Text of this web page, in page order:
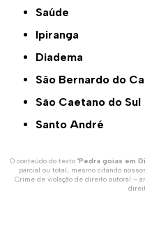
Saúde
Ipiranga
Diadema
São Bernardo do
São Caetano do Sul
Santo André
O conteúdo do texto "Pedra goias em
parcial ou total, mesmo citando
Crime de violação de direito autoral –